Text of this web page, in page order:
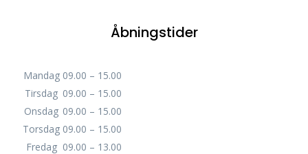
Åbningstider
Mandag 09.00 – 15.00
Tirsdag 09.00 – 15.00
Onsdag 09.00 – 15.00
Torsdag 09.00 – 15.00
Fredag 09.00 – 13.00